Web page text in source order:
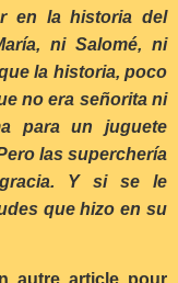
en la historia del
ni Salomé, ni
la historia, poco
no era señorita ni
para un juguete
las superchería
Y si se le
que hizo en su